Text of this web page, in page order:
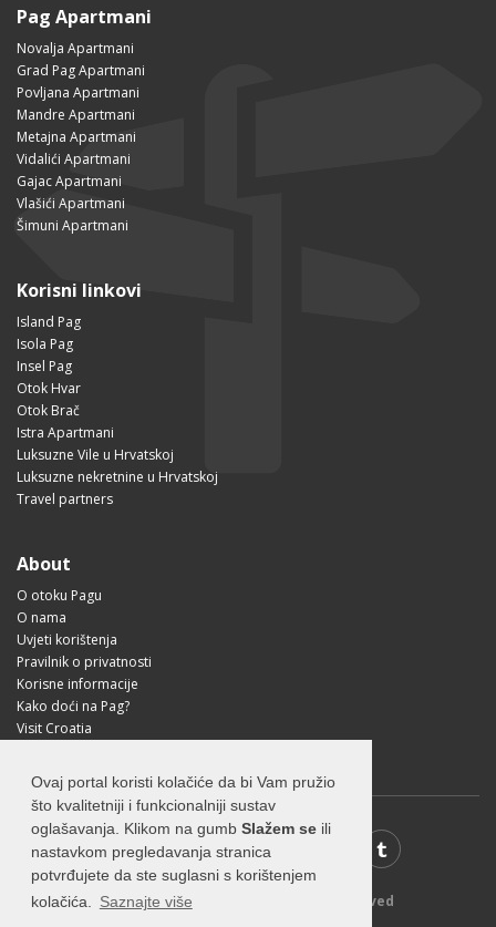
Ovaj portal koristi kolačiće da bi Vam pružio
što kvalitetniji i funkcionalniji sustav
oglašavanja. Klikom na gumb Slažem se ili
nastavkom pregledavanja stranica
potvrđujete da ste suglasni s korištenjem
kolačića.
Saznajte više
Pag Apartmani
Novalja Apartmani
Grad Pag Apartmani
Povljana Apartmani
Mandre Apartmani
Metajna Apartmani
Vidalići Apartmani
Gajac Apartmani
Vlašići Apartmani
Šimuni Apartmani
Korisni linkovi
Island Pag
Isola Pag
Insel Pag
Otok Hvar
Otok Brač
Istra Apartmani
Luksuzne Vile u Hrvatskoj
Luksuzne nekretnine u Hrvatskoj
Travel partners
About
O otoku Pagu
O nama
Uvjeti korištenja
Pravilnik o privatnosti
Korisne informacije
Kako doći na Pag?
Visit Croatia
© 2026 Visit-Pag.com - All rights reserved